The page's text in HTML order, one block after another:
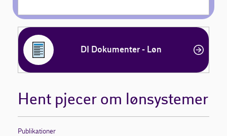
DI Dokumenter - Løn
Hent pjecer om lønsystemer
Publikationer